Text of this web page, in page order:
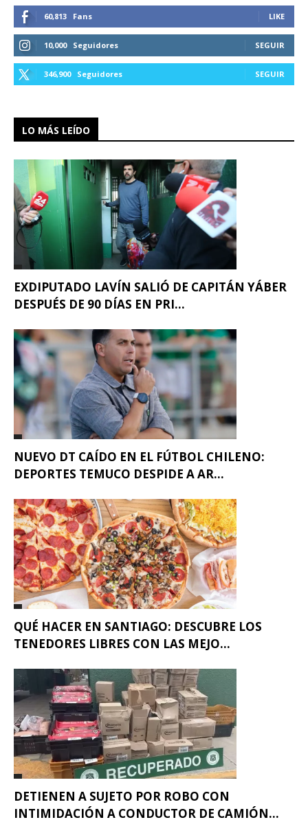
60,813 Fans LIKE
10,000 Seguidores SEGUIR
346,900 Seguidores SEGUIR
LO MÁS LEÍDO
EXDIPUTADO LAVÍN SALIÓ DE CAPITÁN YÁBER
DESPUÉS DE 90 DÍAS EN PRI...
NUEVO DT CAÍDO EN EL FÚTBOL CHILENO:
DEPORTES TEMUCO DESPIDE A AR...
QUÉ HACER EN SANTIAGO: DESCUBRE LOS
TENEDORES LIBRES CON LAS MEJO...
DETIENEN A SUJETO POR ROBO CON
INTIMIDACIÓN A CONDUCTOR DE CAMIÓN...